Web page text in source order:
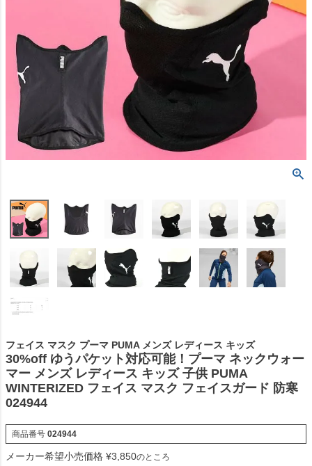
フェイス マスク プーマ PUMA メンズ レディース キッズ
30%off ゆうパケット対応可能！プーマ ネックウォー
マー メンズ レディース キッズ 子供 PUMA
WINTERIZED フェイス マスク フェイスガード 防寒
024944
商品番号 024944
メーカー希望小売価格 ¥3,850のところ